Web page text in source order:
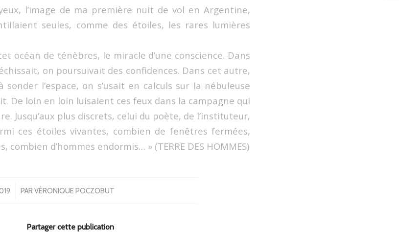
l’image de ma première nuit de vol en Argentine,
seules, comme des étoiles, les rares lumières
océan de ténèbres, le miracle d’une conscience. Dans
on poursuivait des confidences. Dans cet autre,
l’espace, on s’usait en calculs sur la nébuleuse
De loin en loin luisaient ces feux dans la campagne qui
Jusqu’aux plus discrets, celui du poète, de l’instituteur,
ces étoiles vivantes, combien de fenêtres fermées,
combien d’hommes endormis… » (TERRE DES HOMMES)
PARVÉRONIQUE POCZOBUT
Partager cette publication